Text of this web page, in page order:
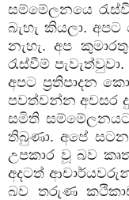
සම්මේලනයෙ
බැහැ කියලා.
නැහැ. අප
රැස්වීම් පැවැත්වුවා.
අපට ප්‍රතිපාදන
පවත්වන්න අවසර
සමිති
තිබුණා. අපේ
උපකාර වූ බව
අදටත්
බව තරුණ